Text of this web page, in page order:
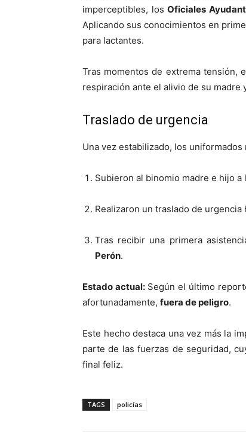
imperceptibles, losOficiales
Aplicando sus conocimientos en
para lactantes.
Tras momentos de extrema tensión,
respiración ante el alivio de su madre
Traslado de urgencia
Una vez estabilizado, los
Subieron al binomio madre e hijo a
Realizaron un traslado de urgencia
Tras recibir una primera
Perón.
Estado actual:Según el último
afortunadamente, fuera de peligro.
Este hecho destaca una vez más la
parte de las fuerzas de seguridad,
final feliz.
TAGS policías